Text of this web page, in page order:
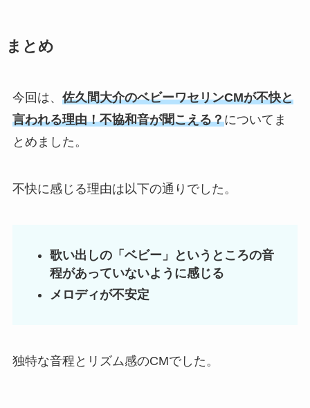
まとめ
今回は、 佐久間大介のベビーワセリンCMが不快と
言われる理由！不協和音が聞こえる？についてま
とめました。
不快に感じる理由は以下の通りでした。
歌い出しの「ベビー」というところの音
程があっていないように感じる
メロディが不安定
独特な音程とリズム感のCMでした。